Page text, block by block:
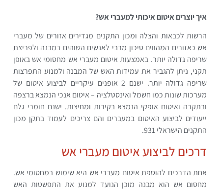
איך יוצרים איטום איכותי למעברי אש?
הרשות לכבאות והצלה ומכון התקנים מגדירים אזורים של מעברי
אש כאזורים המהווים סיכון מרבי לאנשים השוהים במבנה ולפריצת
שריפה גדולה יותר. באמצעות איטום מעברי אש מחסומי אש באופן
תקני, ניתן להגביר את עמידות האש של המבנה ולמנוע התפרצות
שריפה גדולה יותר. ישנם 2 אופנים עיקריים לביצוע איטום של
מערכות שונות כמו חשמל ואינסטלציה – איטום אנכי הנמצא ברצפה
ובתקרה ואיטום אופקי הנמצא בקירות ומחיצות. ישנם חומרי גלם
ייעודים לביצוע האיטום במעברים והם צריכים לעמוד בתקן מכון
התקנים הישראלי 931.
דרכים לביצוע איטום מעברי אש
אחת הדרכים להוספת איטום מעברי אש היא שימוש במחסומי אש.
מחסום אש הוא מבנה מוכן הנועד למנוע את התפשטות האש